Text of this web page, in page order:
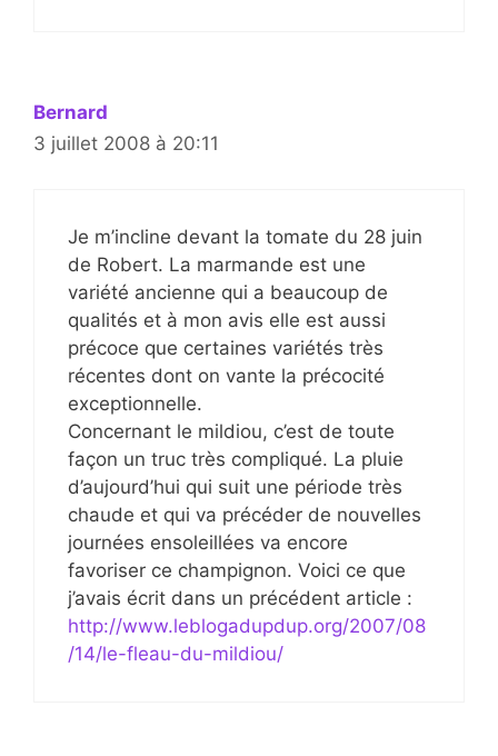
Bernard
3 juillet 2008 à 20:11
Je m’incline devant la tomate du 28 juin
de Robert. La marmande est une
variété ancienne qui a beaucoup de
qualités et à mon avis elle est aussi
précoce que certaines variétés très
récentes dont on vante la précocité
exceptionnelle.
Concernant le mildiou, c’est de toute
façon un truc très compliqué. La pluie
d’aujourd’hui qui suit une période très
chaude et qui va précéder de nouvelles
journées ensoleillées va encore
favoriser ce champignon. Voici ce que
j’avais écrit dans un précédent article :
http://www.leblogadupdup.org/2007/08
/14/le-fleau-du-mildiou/